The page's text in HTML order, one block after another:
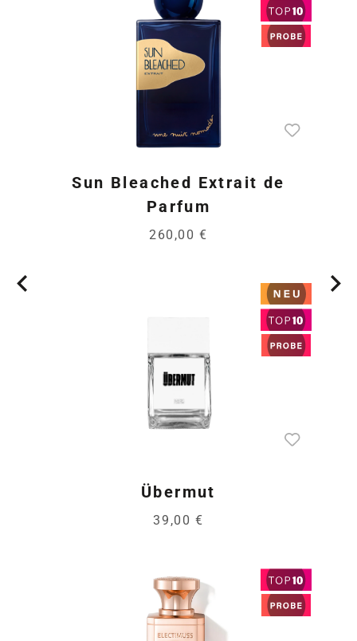
Sun Bleached Extrait de
Parfum
260,00 €
Übermut
39,00 €